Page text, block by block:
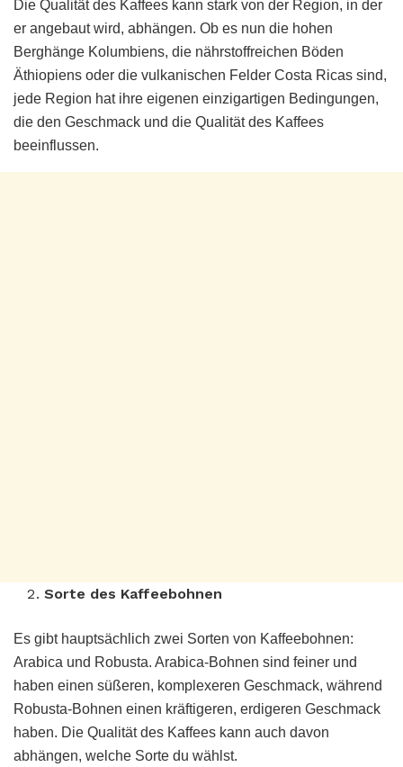
Die Qualität des Kaffees kann stark von der Region, in der
er angebaut wird, abhängen. Ob es nun die hohen
Berghänge Kolumbiens, die nährstoffreichen Böden
Äthiopiens oder die vulkanischen Felder Costa Ricas sind,
jede Region hat ihre eigenen einzigartigen Bedingungen,
die den Geschmack und die Qualität des Kaffees
beeinflussen.
Sorte des Kaffeebohnen
Es gibt hauptsächlich zwei Sorten von Kaffeebohnen:
Arabica und Robusta. Arabica-Bohnen sind feiner und
haben einen süßeren, komplexeren Geschmack, während
Robusta-Bohnen einen kräftigeren, erdigeren Geschmack
haben. Die Qualität des Kaffees kann auch davon
abhängen, welche Sorte du wählst.